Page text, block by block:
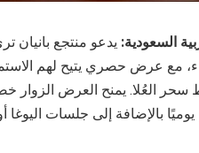
السعودية: يدعو منتجع بانيان
مع عرض حصري يتيح لهم
بالإضافة إلى جلسات اليوغا